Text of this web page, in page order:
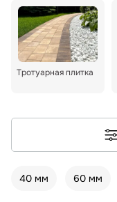
Тротуарная плитка
40 мм 60 мм